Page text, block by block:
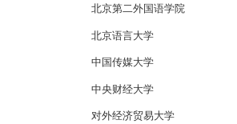
北京第二外国语学院
北京语言大学
中国传媒大学
中央财经大学
对外经济贸易大学